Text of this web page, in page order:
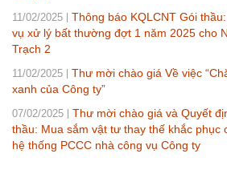
11/02/2025
Thông báo KQLCNT Gói
vụ xử lý bất thường đợt 1 năm 2025 cho
Trạch 2
11/02/2025
Thư mời chào giá Về việc
xanh của Công ty”
07/02/2025
Thư mời chào giá và Quyết
thầu: Mua sắm vật tư thay thế khắc phục
hệ thống PCCC nhà công vụ Công ty